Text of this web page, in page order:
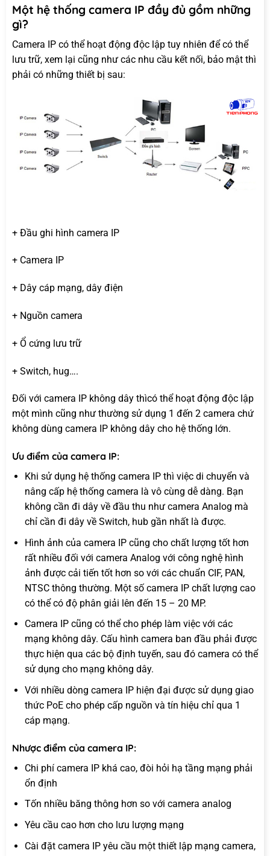
Một hệ thống camera IP đầy đủ gồm những
gì?
Camera IP có thể hoạt động độc lập tuy nhiên để có thể
lưu trữ, xem lại cũng như các nhu cầu kết nối, bảo mật thì
phải có những thiết bị sau:
+ Đầu ghi hình camera IP
+ Camera IP
+ Dây cáp mạng, dây điện
+ Nguồn camera
+ Ổ cứng lưu trữ
+ Switch, hug….
Đối với camera IP không dây thìcó thể hoạt động độc lập
một mình cũng như thường sử dụng 1 đến 2 camera chứ
không dùng camera IP không dây cho hệ thống lớn.
Ưu điểm của camera IP:
Khi sử dụng hệ thống camera IP thì việc di chuyển và
nâng cấp hệ thống camera là vô cùng dễ dàng. Bạn
không cần đi dây về đầu thu như camera Analog mà
chỉ cần đi dây về Switch, hub gần nhất là được.
Hình ảnh của camera IP cũng cho chất lượng tốt hơn
rất nhiều đối với camera Analog với công nghệ hình
ảnh được cải tiến tốt hơn so với các chuẩn CIF, PAN,
NTSC thông thường. Một số camera IP chất lượng cao
có thể có độ phân giải lên đến 15 – 20 MP.
Camera IP cũng có thể cho phép làm việc với các
mạng không dây. Cấu hình camera ban đầu phải được
thực hiện qua các bộ định tuyến, sau đó camera có thể
sử dụng cho mạng không dây.
Với nhiều dòng camera IP hiện đại được sử dụng giao
thức PoE cho phép cấp nguồn và tín hiệu chỉ qua 1
cáp mạng.
Nhược điểm của camera IP:
Chi phí camera IP khá cao, đòi hỏi hạ tầng mạng phải
ổn định
Tốn nhiều băng thông hơn so với camera analog
Yêu cầu cao hơn cho lưu lượng mạng
Cài đặt camera IP yêu cầu một thiết lập mạng camera,